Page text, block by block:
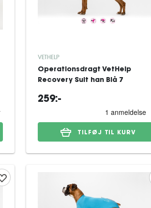
VETHELP
Operationsdragt VetHelp
Recovery Suit han Blå 7
259:-
TILFØJ TIL KURV